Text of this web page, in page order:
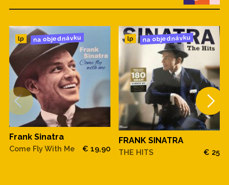
lp na objednávku
Frank Sinatra
Come Fly With Me € 19,90
lp na objednávku
FRANK SINATRA
THE HITS € 25